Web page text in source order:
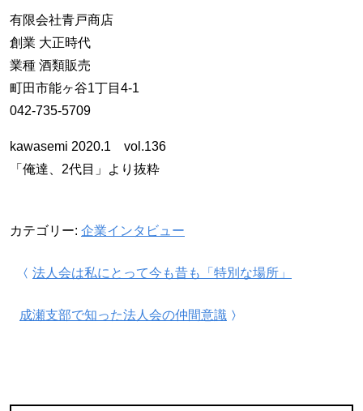
有限会社青戸商店
創業 大正時代
業種 酒類販売
町田市能ヶ谷1丁目4-1
042-735-5709
kawasemi 2020.1 vol.136
「俺達、2代目」より抜粋
カテゴリー: 企業インタビュー
投稿ナビゲーション
法人会は私にとって今も昔も「特別な場所」
成瀬支部で知った法人会の仲間意識